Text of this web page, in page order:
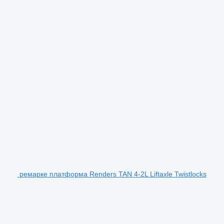
ремарке платформа Renders TAN 4-2L Liftaxle Twistlocks